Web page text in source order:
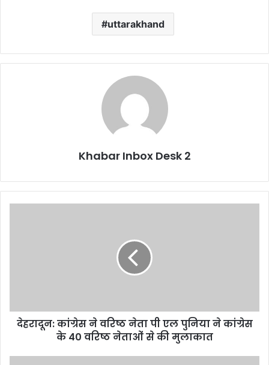
uttarakhand
Khabar Inbox Desk 2
ने
कांग्रेस
देहरादून: कांग्रेस ने वरिष्ठ नेता पी एल पुनिया ने कांग्रेस
के 40 वरिष्ठ नेताओं से की मुलाकात